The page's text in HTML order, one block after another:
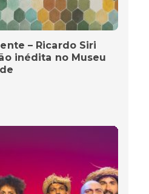
– Ricardo Siri
inédita no Museu